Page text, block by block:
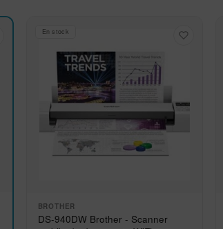
En stock
BROTHER
DS-940DW Brother - Scanner